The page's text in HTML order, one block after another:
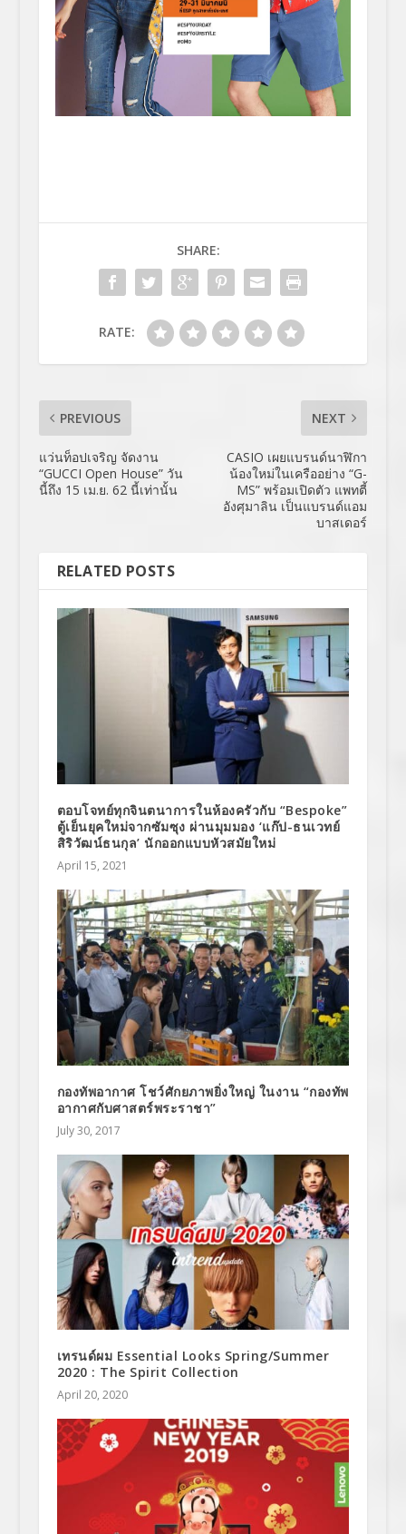
SHARE:
RATE:
PREVIOUS
แว่นท็อปเจริญ จัดงาน
“GUCCI Open House” วัน
นี้ถึง 15 เม.ย. 62 นี้เท่านั้น
NEXT
CASIO เผยแบรนด์นาฬิกา
น้องใหม่ในเครืออย่าง “G-
MS” พร้อมเปิดตัว แพทตี้
อังศุมาลิน เป็นแบรนด์แอม
บาสเดอร์
RELATED POSTS
ตอบโจทย์ทุกจินตนาการในห้องครัวกับ “Bespoke”
ตู้เย็นยุคใหม่จากซัมซุง ผ่านมุมมอง ‘แก๊ป-ธนเวทย์
สิริวัฒน์ธนกุล’ นักออกแบบหัวสมัยใหม่
April 15, 2021
กองทัพอากาศ โชว์ศักยภาพยิ่งใหญ่ ในงาน “กองทัพ
อากาศกับศาสตร์พระราชา”
July 30, 2017
เทรนด์ผม Essential Looks Spring/Summer
2020 : The Spirit Collection
April 20, 2020